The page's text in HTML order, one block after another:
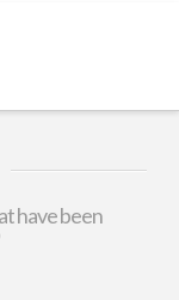
have been